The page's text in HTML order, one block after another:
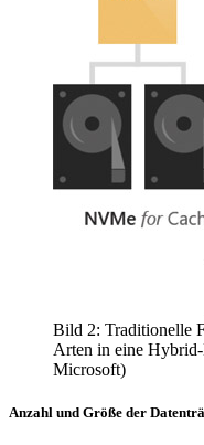
Bild 2: Traditionelle
Arten in eine
Microsoft)
Anzahl und Größe der